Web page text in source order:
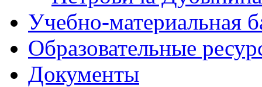
Учебно-материальная
Образовательные
Документы